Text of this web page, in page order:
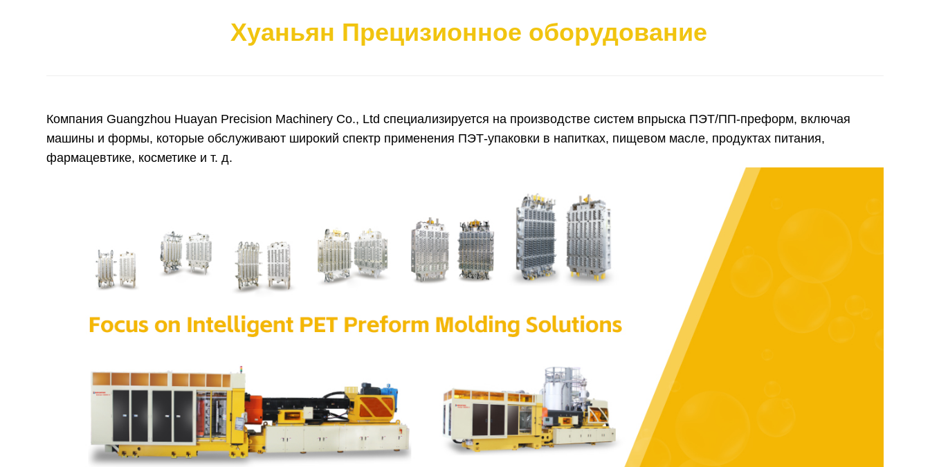
Хуаньян Прецизионное оборудование
Компания Guangzhou Huayan Precision Machinery Co., Ltd специализируется на производстве систем впрыска ПЭТ/ПП-преформ, включая
машины и формы, которые обслуживают широкий спектр применения ПЭТ-упаковки в напитках, пищевом масле, продуктах питания,
фармацевтике, косметике и т. д.